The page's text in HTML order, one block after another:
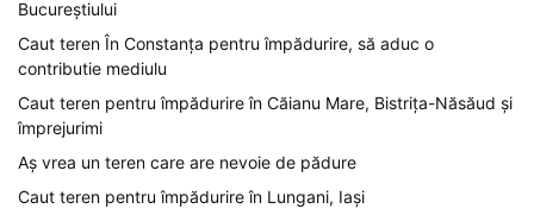
Bucureștiului
Caut teren În Constanța pentru împădurire, să aduc o
contributie mediulu
Caut teren pentru împădurire în Căianu Mare, Bistrița-Năsăud și
împrejurimi
Aș vrea un teren care are nevoie de pădure
Caut teren pentru împădurire în Lungani, Iași